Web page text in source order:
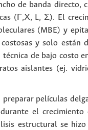
de banda directo,
(Γ,Χ, L, Σ). El
(MBE) y
y solo
de bajo costo
aislantes (ej.
preparar películas
el crecimiento
estructural se